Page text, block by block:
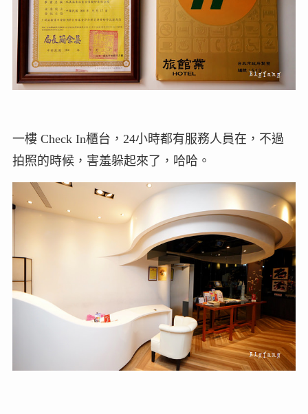
一樓 Check In櫃台，24小時都有服務人員在，不過
拍照的時候，害羞躲起來了，哈哈。